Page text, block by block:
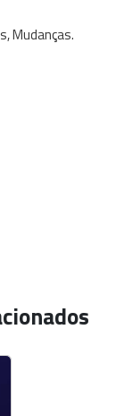
Mudanças.